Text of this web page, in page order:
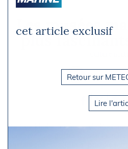
Les musées
plus
Par Le
De Stockholm à Gênes, de
conserve une partie de son
cet article exclusif
Retour sur
Lire